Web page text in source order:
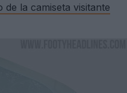
la camiseta visitante